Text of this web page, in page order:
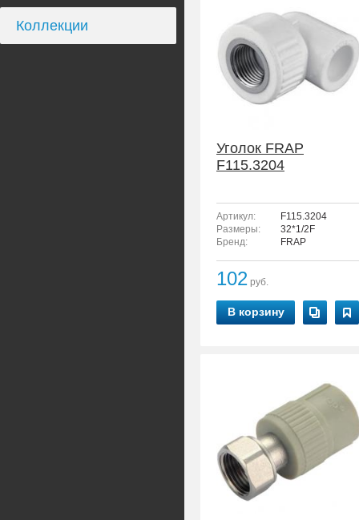
Коллекции
Уголок FRAP
F115.3204
Артикул:
F115.3204
Размеры:
32*1/2F
Бренд:
FRAP
102 руб.
В корзину